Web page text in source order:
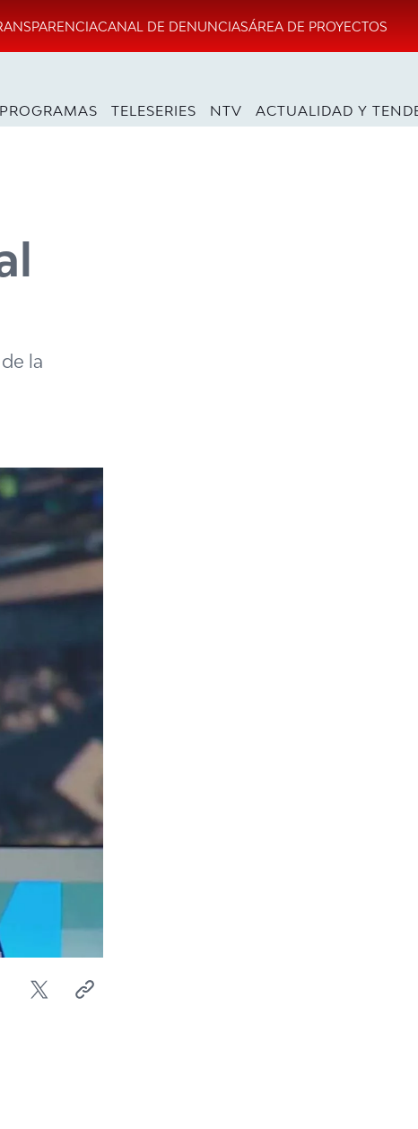
CANAL DE DENUNCIASÁREA DE PROYECTOS
PROGRAMAS TELESERIES NTV ACTUALIDAD Y
la